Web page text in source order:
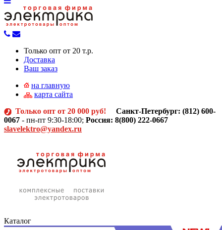
Только опт от 20 т.р.
Доставка
Ваш заказ
на главную
карта сайта
Только опт от 20 000 руб! Санкт-Петербург: (812) 600-
0067 - пн-пт 9:30-18:00; Россия: 8(800) 222-0667
slavelektro@yandex.ru
Каталог